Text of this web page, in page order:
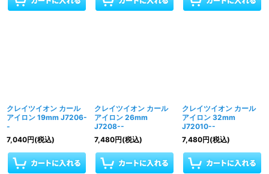
クレイツイオン カール
アイロン 19mm J7206-
-
7,040円(税込)
クレイツイオン カール
アイロン 26mm
J7208--
7,480円(税込)
クレイツイオン カール
アイロン 32mm
J72010--
7,480円(税込)